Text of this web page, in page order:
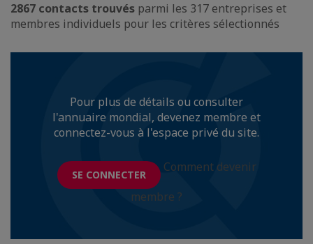
2867 contacts trouvés parmi les 317 entreprises et
membres individuels pour les critères sélectionnés
Pour plus de détails ou consulter
l'annuaire mondial, devenez membre et
connectez-vous à l'espace privé du site.
SE CONNECTER
Comment devenir
membre ?